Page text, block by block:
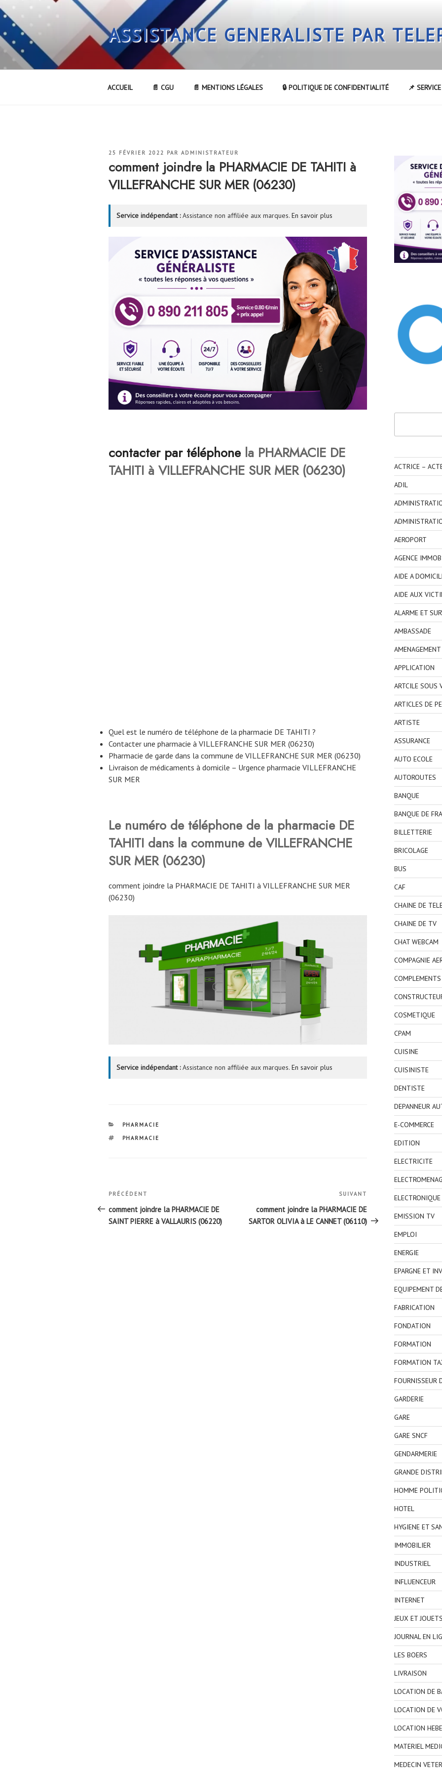
Aller
au
contenu
principal
ASSISTANCE GENERALISTE PAR
ACCUEIL 📄 CGU 📄 MENTIONS LÉGALES 🔒 POLITIQUE DE CONFIDENTIALITÉ 📌
PUBLIÉ
25 FÉVRIER 2022 PAR ADMINISTRATEUR
comment joindre la PHARMACIE DE TAHITI à
VILLEFRANCHE SUR MER (06230)
Service indépendant :Assistance non affiliée aux marques. En savoir plus
contacter par téléphonela PHARMACIE DE
TAHITI à VILLEFRANCHE SUR MER (06230)
Quel est le numéro de téléphone de la pharmacie DE TAHITI ?
Contacter une pharmacie à VILLEFRANCHE SUR MER (06230)
Pharmacie de garde dans la commune de VILLEFRANCHE SUR MER (06230)
Livraison de médicaments à domicile – Urgence pharmacie VILLEFRANCHE
SUR MER
Le numéro de téléphone de la pharmacie DE
TAHITI dans la commune de VILLEFRANCHE
SUR MER (06230)
comment joindre la PHARMACIE DE TAHITI à VILLEFRANCHE SUR MER
(06230)
Service indépendant :Assistance non affiliée aux marques. En savoir plus
CATÉGORIES
PHARMACIE
ÉTIQUETTES
PHARMACIE
Navigation
de
l’article
Article
précédent
PRÉCÉDENT
comment joindre la PHARMACIE DE
SAINT PIERRE à VALLAURIS (06220)
suivant
SUIVANT
comment joindre la PHARMACIE DE
SARTOR OLIVIA à LE CANNET (06110)
ACTRICE –
ADIL
AEROPORT
AGENCE
AIDE A
AIDE AUX
ALARME ET
AMBASSADE
APPLICATION
ARTCILE SOUS
ARTICLES DE
ARTISTE
ASSURANCE
AUTO ECOLE
AUTOROUTES
BANQUE
BANQUE DE
BILLETTERIE
BRICOLAGE
BUS
CAF
CHAINE DE
CHAINE DE TV
CHAT WEBCAM
COMPAGNIE
COSMETIQUE
CPAM
CUISINE
CUISINISTE
DENTISTE
DEPANNEUR
E-COMMERCE
EDITION
ELECTRICITE
EMISSION TV
EMPLOI
ENERGIE
EPARGNE ET
EQUIPEMENT
FABRICATION
FONDATION
FORMATION
FORMATION
FOURNISSEUR
GARDERIE
GARE
GARE SNCF
GENDARMERIE
GRANDE
HOMME
HOTEL
HYGIENE ET
IMMOBILIER
INDUSTRIEL
INFLUENCEUR
INTERNET
JEUX ET JOUETS
JOURNAL EN
LES BOERS
LIVRAISON
LOCATION DE
LOCATION DE
LOCATION
MATERIEL
MEDECIN